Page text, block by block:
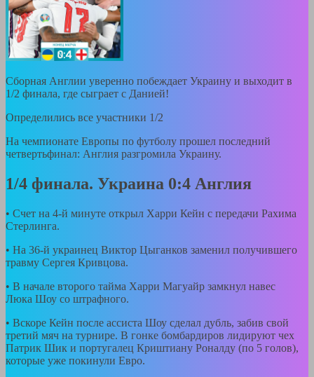
Сборная Англии уверенно побеждает Украину и выходит в
1/2 финала, где сыграет с Данией!
Определились все участники 1/2
На чемпионате Европы по футболу прошел последний
четвертьфинал: Англия разгромила Украину.
1/4 финала. Украина 0:4 Англия
• Счет на 4-й минуте открыл Харри Кейн с передачи Рахима
Стерлинга.
• На 36-й украинец Виктор Цыганков заменил получившего
травму Сергея Кривцова.
• В начале второго тайма Харри Магуайр замкнул навес
Люка Шоу со штрафного.
• Вскоре Кейн после ассиста Шоу сделал дубль, забив свой
третий мяч на турнире. В гонке бомбардиров лидируют чех
Патрик Шик и португалец Криштиану Роналду (по 5 голов),
которые уже покинули Евро.